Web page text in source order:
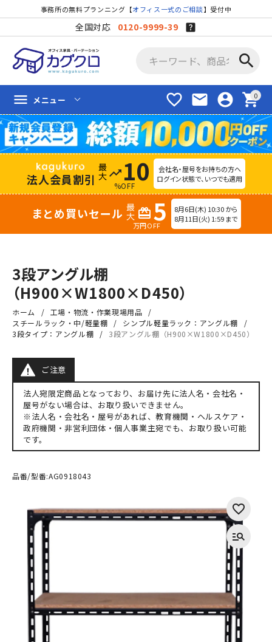
事務所の無料プランニング【オフィス一式のご相談】受付中
全国対応 0120-9999-39
search
favorite_border mail account_circle shopping_cart
menu メニュー
法人会員割引 trending_up 10
%OFF
会社名・屋号をお持ちの方へ
ログイン状態で、いつでも適用
まとめ買いセール redeem 5
万円OFF
8月6日(木) 10:30 から
8月11日(火) 1:59 まで
3段アングル棚
（H900×W1800×D450）
ホーム
工場・物流・作業現場用品
スチールラック・中/軽量棚
シンプル軽量ラック：アングル棚
3段タイプ：アングル棚
3段アングル棚（H900×W1800×D450）
ご注意
法人宛限定商品となっており、お届け先に法人名・会社名・
屋号がない場合は、お取り扱いできません。
※法人名・会社名・屋号があれば、教育機関・ヘルスケア・
政府機関・非営利団体・個人事業主宛でも、お取り扱い可能
です。
品番/型番:AG0918043